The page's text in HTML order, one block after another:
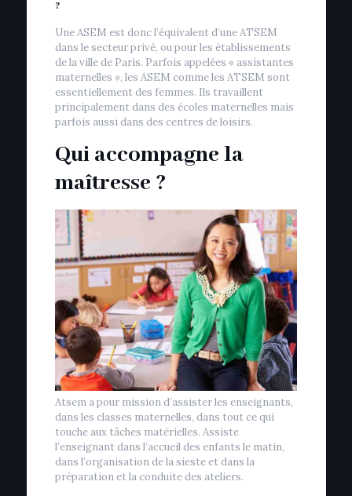
?
Une ASEM est donc l’équivalent d’une ATSEM
dans le secteur privé, ou pour les établissements
de la ville de Paris. Parfois appelées « assistantes
maternelles », les ASEM comme les ATSEM sont
essentiellement des femmes. Ils travaillent
principalement dans des écoles maternelles mais
parfois aussi dans des centres de loisirs.
Qui accompagne la
maîtresse ?
Atsem a pour mission d’assister les enseignants,
dans les classes maternelles, dans tout ce qui
touche aux tâches matérielles. Assiste
l’enseignant dans l’accueil des enfants le matin,
dans l’organisation de la sieste et dans la
préparation et la conduite des ateliers.